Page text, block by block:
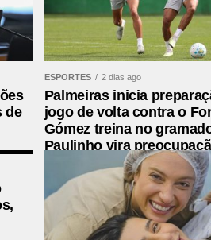
de rádio do MPPR também
joga lixo num lixão a
pode ajudar a resolver
onde às vezes um trator
distância para aplicação
e não recebe
de
ESPORTES 2 dias ago
Palmeiras inicia
jogo de volta contra o
Gómez treina no
Paulinho vira